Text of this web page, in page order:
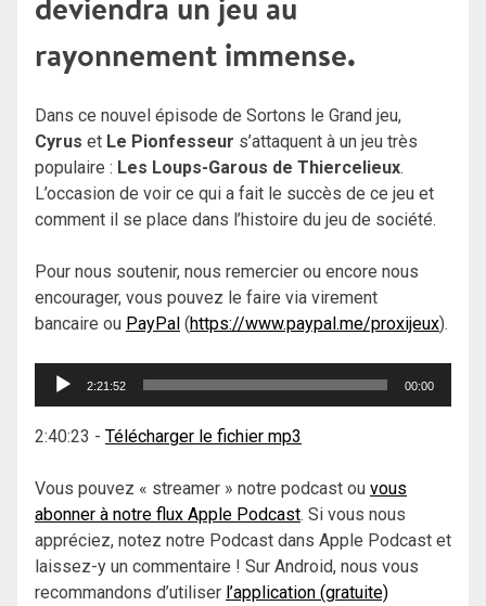
rayonnement immense.
Dans ce nouvel épisode de Sortons le Grand jeu,
Cyrus et Le Pionfesseur s’attaquent à un jeu très
populaire : Les Loups-Garous de Thiercelieux.
L’occasion de voir ce qui a fait le succès de ce jeu et
comment il se place dans l’histoire du jeu de société.
Pour nous soutenir, nous remercier ou encore nous
encourager, vous pouvez le faire via virement
bancaire ou PayPal (https://www.paypal.me/proxijeux).
Lecteur
2:21:52 00:00
2:40:23 - Télécharger le fichier mp3
Vous pouvez « streamer » notre podcast ou vous
abonner à notre flux Apple Podcast. Si vous nous
appréciez, notez notre Podcast dans Apple Podcast et
laissez-y un commentaire ! Sur Android, nous vous
recommandons d’utiliser l’application (gratuite)